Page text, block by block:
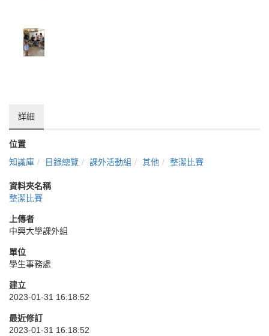
詳細
位置
知識庫
目錄總覽 課外活動組 其他 整潔比賽
資料夾名稱
整潔比賽
上傳者
中興大學課外組
單位
學生事務處
建立
2023-01-31 16:18:52
最近修訂
2023-01-31 16:18:52